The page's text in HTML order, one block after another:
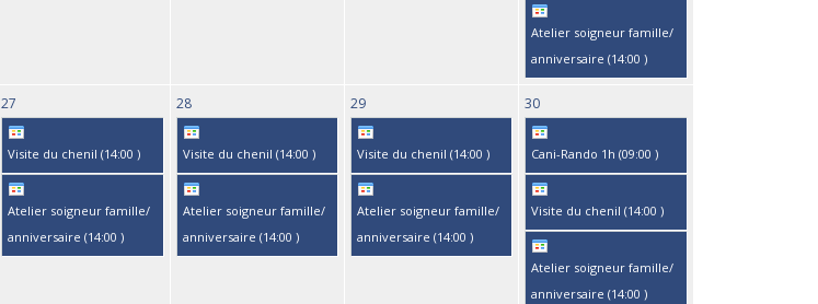
Atelier soigneur famille/
anniversaire (14:00)
27
Visite du chenil (14:00)
Atelier soigneur famille/
anniversaire (14:00)
28
Visite du chenil (14:00 )
Atelier soigneur famille/
anniversaire (14:00 )
29
Visite du chenil (14:00 )
Atelier soigneur famille/
anniversaire (14:00 )
30
Cani-Rando 1h (09:00)
Visite du chenil (14:00)
Atelier soigneur famille/
anniversaire (14:00)